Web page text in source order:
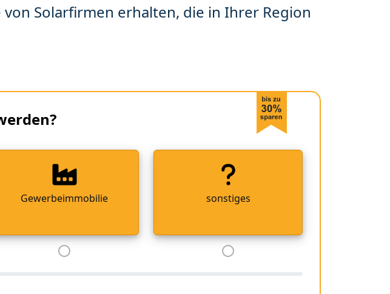
Solarfirmen erhalten, die in Ihrer Region
Gewerbeimmobilie sonstiges